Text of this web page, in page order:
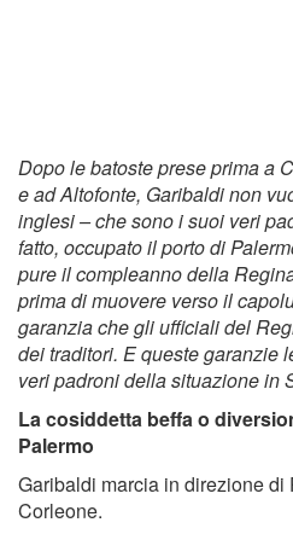
Dopo le batoste prese prima a
e ad Altofonte, Garibaldi non
inglesi – che sono i suoi veri
fatto, occupato il porto di
pure il compleanno della
prima di muovere verso il
garanzia che gli ufficiali del
dei traditori. E queste garanzie
veri padroni della situazione in
La cosiddetta beﬀa o
Palermo
Garibaldi marcia in direzione di
Corleone.